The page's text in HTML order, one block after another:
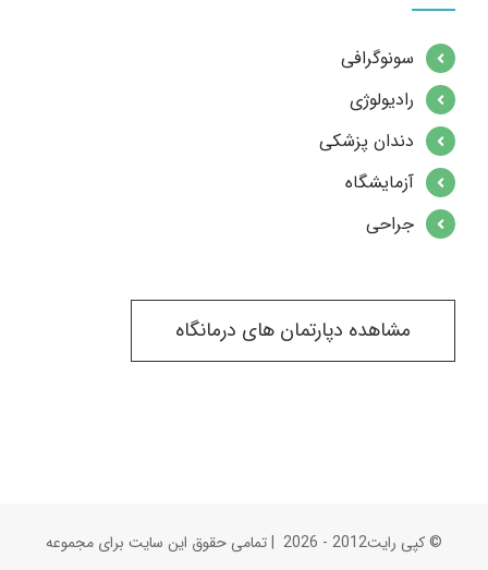
سونوگرافی
رادیولوژی
دندان پزشکی
آزمایشگاه
جراحی
مشاهده دپارتمان های درمانگاه
© کپی رایت2012 -
2026 | تمامی حقوق این سایت برای مجموعه